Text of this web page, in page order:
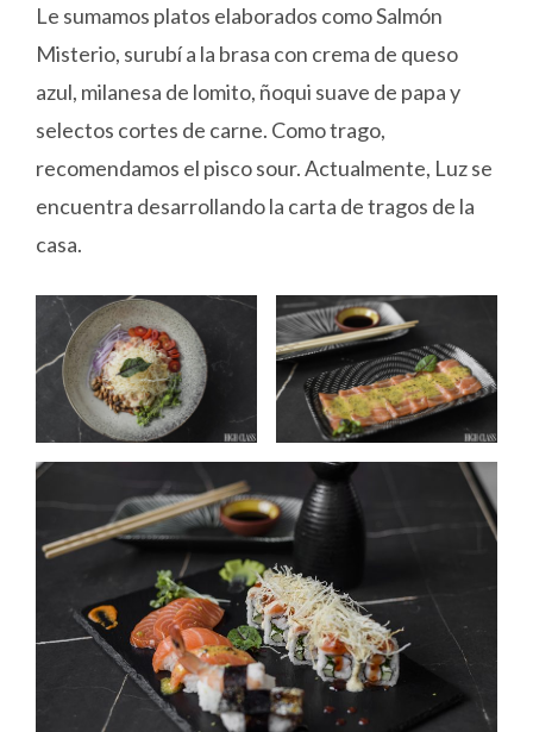
Le sumamos platos elaborados como Salmón
Misterio, surubí a la brasa con crema de queso
azul, milanesa de lomito, ñoqui suave de papa y
selectos cortes de carne. Como trago,
recomendamos el pisco sour. Actualmente, Luz se
encuentra desarrollando la carta de tragos de la
casa.